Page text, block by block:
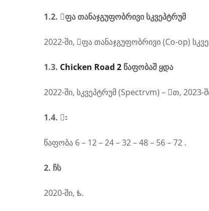
1.2. ᳹ფა თანაჯგუფობრივი სკვეპტრუმ
2022-ში, ᳹ფა თანაჯგუფობრივი (Co-op)
1.3. Chicken Road 2 წაფობაშ ყდა
2022-ში, სკვეპტრუმ (Spectrvm) – ᳹თ,
1.4. ᳸᭝
წაფობა 6 – 12 – 24 – 32 – 48 – 56 – 72 .
2. ჩს
2020-ში, ᲇ.